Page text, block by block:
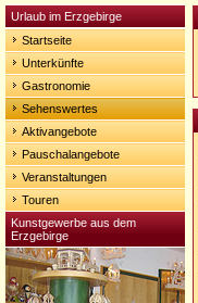
Urlaub im Erzgebirge
Startseite
Unterkünfte
Gastronomie
Sehenswertes
Aktivangebote
Pauschalangebote
Veranstaltungen
Touren
Kunstgewerbe aus dem
Erzgebirge